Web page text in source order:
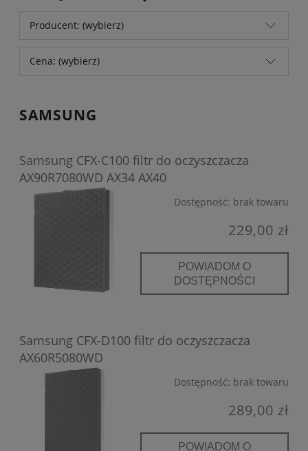
Producent: (wybierz)
Cena: (wybierz)
SAMSUNG
Samsung CFX-C100 filtr do oczyszczacza
AX90R7080WD AX34 AX40
Dostępność: brak towaru
229,00 zł
POWIADOM O
DOSTĘPNOŚCI
Samsung CFX-D100 filtr do oczyszczacza
AX60R5080WD
Dostępność: brak towaru
289,00 zł
POWIADOM O